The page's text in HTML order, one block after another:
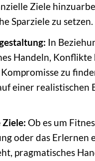
Ziele
Sparziele zu setzen.
In
Handeln,
zu
einer realistischen
Ziele: Ob es um
oder das Erlernen
pragmatisches